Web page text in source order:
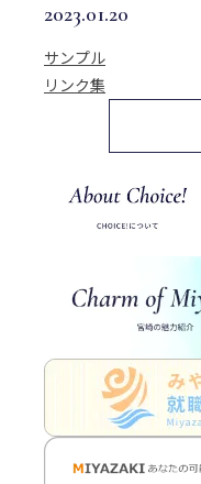
2023.01.20
サンプル
リンク集